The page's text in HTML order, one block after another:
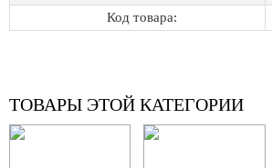
Код товара:
ТОВАРЫ ЭТОЙ КАТЕГОРИИ